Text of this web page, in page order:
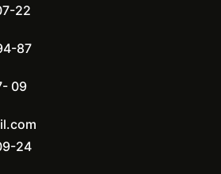
22
87
09
24